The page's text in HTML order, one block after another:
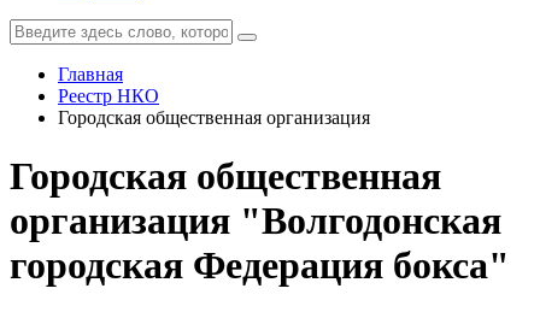
Главная
Реестр НКО
Городская общественная организация
Городская общественная
организация "Волгодонская
городская Федерация бокса"